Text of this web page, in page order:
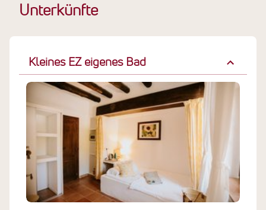
Unterkünfte
Kleines EZ eigenes Bad